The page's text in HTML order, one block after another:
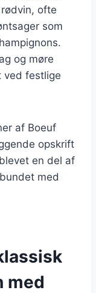
ofte
som
og møre
ved festlige
af Boeuf
opskrift
en del af
med
med